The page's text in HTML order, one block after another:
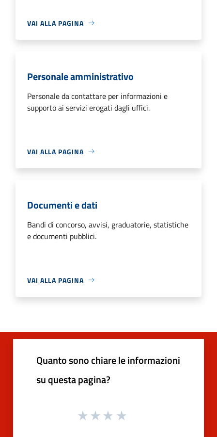
VAI ALLA PAGINA
Personale amministrativo
Personale da contattare per informazioni e
supporto ai servizi erogati dagli uffici.
VAI ALLA PAGINA
Documenti e dati
Bandi di concorso, avvisi, graduatorie, statistiche
e documenti pubblici.
VAI ALLA PAGINA
Quanto sono chiare le informazioni
su questa pagina?